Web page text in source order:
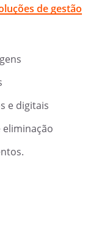
de gestão
e digitais
eliminação